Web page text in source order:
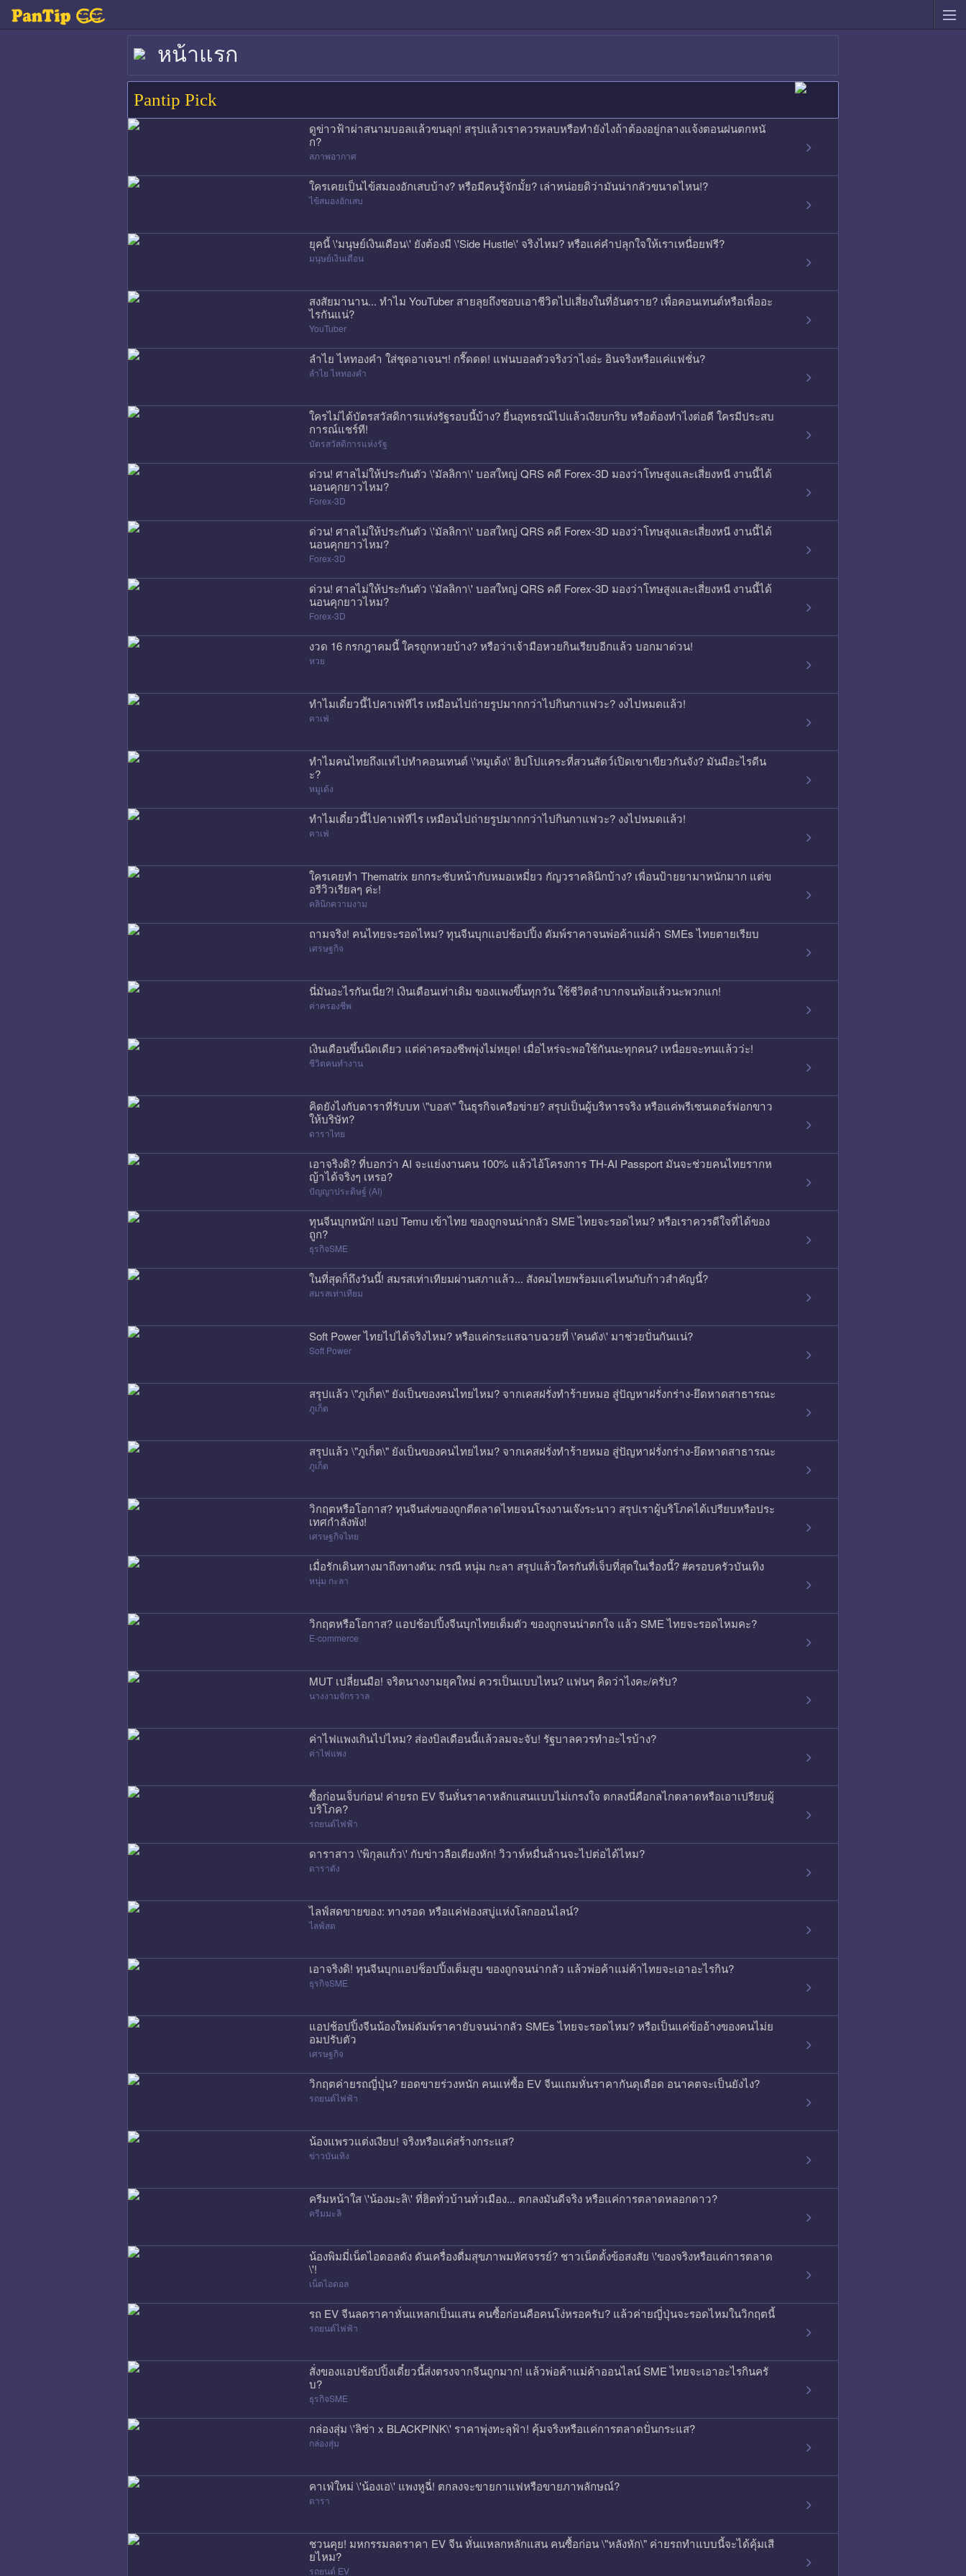
หน้าแรก
Pantip Pick
ดูข่าวฟ้าผ่าสนามบอลแล้วขนลุก! สรุปแล้วเราควรหลบหรือทำยังไงถ้าต้องอยู่กลางแจ้งตอนฝนตกหนั
ก?
สภาพอากาศ
ใครเคยเป็นไข้สมองอักเสบบ้าง? หรือมีคนรู้จักมั้ย? เล่าหน่อยดิว่ามันน่ากลัวขนาดไหน!?
ไข้สมองอักเสบ
ยุคนี้ \'มนุษย์เงินเดือน\' ยังต้องมี \'Side Hustle\' จริงไหม? หรือแค่คำปลุกใจให้เราเหนื่อยฟรี?
มนุษย์เงินเดือน
สงสัยมานาน... ทำไม YouTuber สายลุยถึงชอบเอาชีวิตไปเสี่ยงในที่อันตราย? เพื่อคอนเทนต์หรือเพื่ออะ
ไรกันแน่?
YouTuber
ลำไย ไหทองคำ ใส่ชุดอาเจนฯ! กรี๊ดดด! แฟนบอลตัวจริงว่าไงอ่ะ อินจริงหรือแค่แฟชั่น?
ลำไย ไหทองคำ
ใครไม่ได้บัตรสวัสดิการแห่งรัฐรอบนี้บ้าง? ยื่นอุทธรณ์ไปแล้วเงียบกริบ หรือต้องทำไงต่อดี ใครมีประสบ
การณ์แชร์ที!
บัตรสวัสดิการแห่งรัฐ
ด่วน! ศาลไม่ให้ประกันตัว \'มัลลิกา\' บอสใหญ่ QRS คดี Forex-3D มองว่าโทษสูงและเสี่ยงหนี งานนี้ได้
นอนคุกยาวไหม?
Forex-3D
ด่วน! ศาลไม่ให้ประกันตัว \'มัลลิกา\' บอสใหญ่ QRS คดี Forex-3D มองว่าโทษสูงและเสี่ยงหนี งานนี้ได้
นอนคุกยาวไหม?
Forex-3D
ด่วน! ศาลไม่ให้ประกันตัว \'มัลลิกา\' บอสใหญ่ QRS คดี Forex-3D มองว่าโทษสูงและเสี่ยงหนี งานนี้ได้
นอนคุกยาวไหม?
Forex-3D
งวด 16 กรกฎาคมนี้ ใครถูกหวยบ้าง? หรือว่าเจ้ามือหวยกินเรียบอีกแล้ว บอกมาด่วน!
หวย
ทำไมเดี๋ยวนี้ไปคาเฟ่ทีไร เหมือนไปถ่ายรูปมากกว่าไปกินกาแฟวะ? งงไปหมดแล้ว!
คาเฟ่
ทำไมคนไทยถึงแห่ไปทำคอนเทนต์ \'หมูเด้ง\' ฮิปโปแคระที่สวนสัตว์เปิดเขาเขียวกันจัง? มันมีอะไรดีน
ะ?
หมูเด้ง
ทำไมเดี๋ยวนี้ไปคาเฟ่ทีไร เหมือนไปถ่ายรูปมากกว่าไปกินกาแฟวะ? งงไปหมดแล้ว!
คาเฟ่
ใครเคยทำ Thematrix ยกกระชับหน้ากับหมอเหมี่ยว กัญวราคลินิกบ้าง? เพื่อนป้ายยามาหนักมาก แต่ข
อรีวิวเรียลๆ ค่ะ!
คลินิกความงาม
ถามจริง! คนไทยจะรอดไหม? ทุนจีนบุกแอปช้อปปิ้ง ดัมพ์ราคาจนพ่อค้าแม่ค้า SMEs ไทยตายเรียบ
เศรษฐกิจ
นี่มันอะไรกันเนี่ย?! เงินเดือนเท่าเดิม ของแพงขึ้นทุกวัน ใช้ชีวิตลำบากจนท้อแล้วนะพวกแก!
ค่าครองชีพ
เงินเดือนขึ้นนิดเดียว แต่ค่าครองชีพพุ่งไม่หยุด! เมื่อไหร่จะพอใช้กันนะทุกคน? เหนื่อยจะทนแล้วว่ะ!
ชีวิตคนทำงาน
คิดยังไงกับดาราที่รับบท \"บอส\" ในธุรกิจเครือข่าย? สรุปเป็นผู้บริหารจริง หรือแค่พรีเซนเตอร์ฟอกขาว
ให้บริษัท?
ดาราไทย
เอาจริงดิ? ที่บอกว่า AI จะแย่งงานคน 100% แล้วไอ้โครงการ TH-AI Passport มันจะช่วยคนไทยรากห
ญ้าได้จริงๆ เหรอ?
ปัญญาประดิษฐ์ (AI)
ทุนจีนบุกหนัก! แอป Temu เข้าไทย ของถูกจนน่ากลัว SME ไทยจะรอดไหม? หรือเราควรดีใจที่ได้ของ
ถูก?
ธุรกิจSME
ในที่สุดก็ถึงวันนี้! สมรสเท่าเทียมผ่านสภาแล้ว... สังคมไทยพร้อมแค่ไหนกับก้าวสำคัญนี้?
สมรสเท่าเทียม
Soft Power ไทยไปได้จริงไหม? หรือแค่กระแสฉาบฉวยที่ \'คนดัง\' มาช่วยปั่นกันแน่?
Soft Power
สรุปแล้ว \"ภูเก็ต\" ยังเป็นของคนไทยไหม? จากเคสฝรั่งทำร้ายหมอ สู่ปัญหาฝรั่งกร่าง-ยึดหาดสาธารณะ
ภูเก็ต
สรุปแล้ว \"ภูเก็ต\" ยังเป็นของคนไทยไหม? จากเคสฝรั่งทำร้ายหมอ สู่ปัญหาฝรั่งกร่าง-ยึดหาดสาธารณะ
ภูเก็ต
วิกฤตหรือโอกาส? ทุนจีนส่งของถูกตีตลาดไทยจนโรงงานเจ๊งระนาว สรุปเราผู้บริโภคได้เปรียบหรือประ
เทศกำลังพัง!
เศรษฐกิจไทย
เมื่อรักเดินทางมาถึงทางตัน: กรณี หนุ่ม กะลา สรุปแล้วใครกันที่เจ็บที่สุดในเรื่องนี้? #ครอบครัวบันเทิง
หนุ่ม กะลา
วิกฤตหรือโอกาส? แอปช้อปปิ้งจีนบุกไทยเต็มตัว ของถูกจนน่าตกใจ แล้ว SME ไทยจะรอดไหมคะ?
E-commerce
MUT เปลี่ยนมือ! จริตนางงามยุคใหม่ ควรเป็นแบบไหน? แฟนๆ คิดว่าไงคะ/ครับ?
นางงามจักรวาล
ค่าไฟแพงเกินไปไหม? ส่องบิลเดือนนี้แล้วลมจะจับ! รัฐบาลควรทำอะไรบ้าง?
ค่าไฟแพง
ซื้อก่อนเจ็บก่อน! ค่ายรถ EV จีนหั่นราคาหลักแสนแบบไม่เกรงใจ ตกลงนี่คือกลไกตลาดหรือเอาเปรียบผู้
บริโภค?
รถยนต์ไฟฟ้า
ดาราสาว \'พิกุลแก้ว\' กับข่าวลือเตียงหัก! วิวาห์หมื่นล้านจะไปต่อได้ไหม?
ดาราดัง
ไลฟ์สดขายของ: ทางรอด หรือแค่ฟองสบู่แห่งโลกออนไลน์?
ไลฟ์สด
เอาจริงดิ! ทุนจีนบุกแอปช็อปปิ้งเต็มสูบ ของถูกจนน่ากลัว แล้วพ่อค้าแม่ค้าไทยจะเอาอะไรกิน?
ธุรกิจSME
แอปช้อปปิ้งจีนน้องใหม่ดัมพ์ราคายับจนน่ากลัว SMEs ไทยจะรอดไหม? หรือเป็นแค่ข้ออ้างของคนไม่ย
อมปรับตัว
เศรษฐกิจ
วิกฤตค่ายรถญี่ปุ่น? ยอดขายร่วงหนัก คนแห่ซื้อ EV จีนแถมหั่นราคากันดุเดือด อนาคตจะเป็นยังไง?
รถยนต์ไฟฟ้า
น้องแพรวแต่งเงียบ! จริงหรือแค่สร้างกระแส?
ข่าวบันเทิง
ครีมหน้าใส \'น้องมะลิ\' ที่ฮิตทั่วบ้านทั่วเมือง... ตกลงมันดีจริง หรือแค่การตลาดหลอกดาว?
ครีมมะลิ
น้องพิมมี่เน็ตไอดอลดัง ดันเครื่องดื่มสุขภาพมหัศจรรย์? ชาวเน็ตตั้งข้อสงสัย \'ของจริงหรือแค่การตลาด
\'!
เน็ตไอดอล
รถ EV จีนลดราคาหั่นแหลกเป็นแสน คนซื้อก่อนคือคนโง่หรอครับ? แล้วค่ายญี่ปุ่นจะรอดไหมในวิกฤตนี้
รถยนต์ไฟฟ้า
สั่งของแอปช้อปปิ้งเดี๋ยวนี้ส่งตรงจากจีนถูกมาก! แล้วพ่อค้าแม่ค้าออนไลน์ SME ไทยจะเอาอะไรกินครั
บ?
ธุรกิจSME
กล่องสุ่ม \'ลิซ่า x BLACKPINK\' ราคาพุ่งทะลุฟ้า! คุ้มจริงหรือแค่การตลาดปั่นกระแส?
กล่องสุ่ม
คาเฟ่ใหม่ \'น้องเอ\' แพงหูฉี่! ตกลงจะขายกาแฟหรือขายภาพลักษณ์?
ดารา
ชวนคุย! มหกรรมลดราคา EV จีน หั่นแหลกหลักแสน คนซื้อก่อน \"หลังหัก\" ค่ายรถทำแบบนี้จะได้คุ้มเสี
ยไหม?
รถยนต์ EV